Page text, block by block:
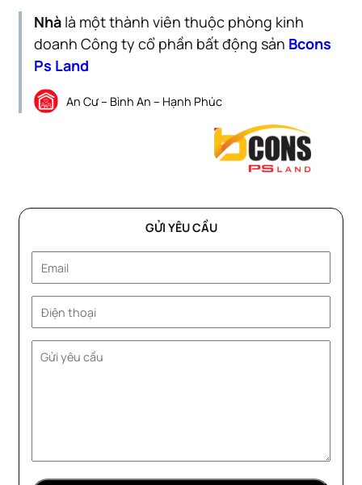
Nhà là một thành viên thuộc phòng kinh
doanh Công ty cổ phần bất động sản Bcons
Ps Land
An Cư – Bình An – Hạnh Phúc
GỬI YÊU CẦU